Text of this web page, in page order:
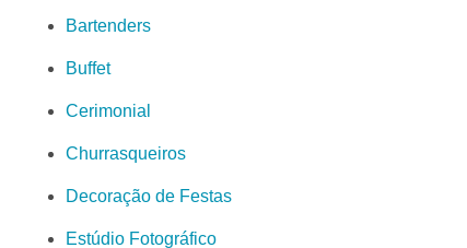
Bartenders
Buffet
Cerimonial
Churrasqueiros
Decoração de Festas
Estúdio Fotográfico